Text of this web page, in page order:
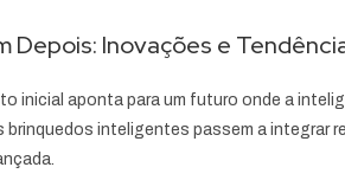
Depois: Inovações e
inicial aponta para um futuro onde a
brinquedos inteligentes passem a integrar